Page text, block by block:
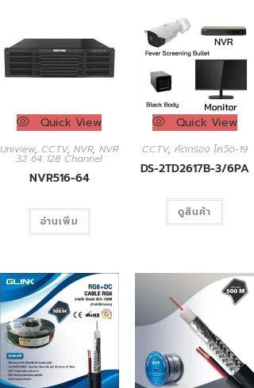
Quick View
Uniview, CCTV,NVR,NVR
32 64 128 Channel
NVR516-64
อ่านเพิ่ม
Quick View
CCTV, คัดกรอง โควิด-19
DS-2TD2617B-3/6PA
ดูสินค้า